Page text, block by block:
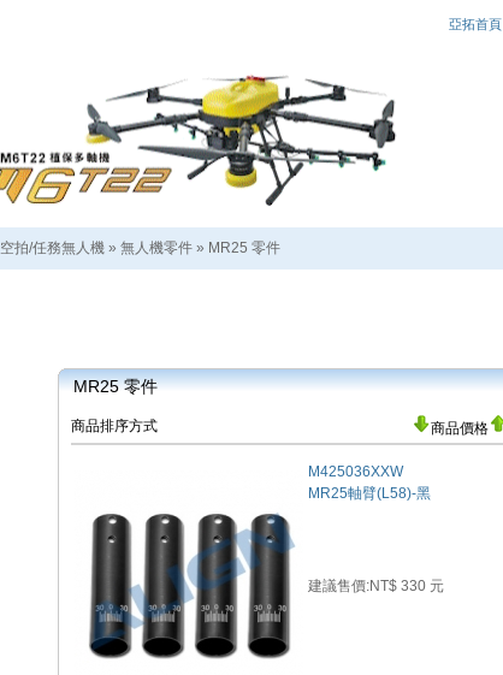
亞拓首頁
空拍/任務無人機 » 無人機零件 » MR25 零件
MR25 零件
商品排序方式 商品價格
M425036XXW
MR25軸臂(L58)-黑
建議售價:NT$ 330 元